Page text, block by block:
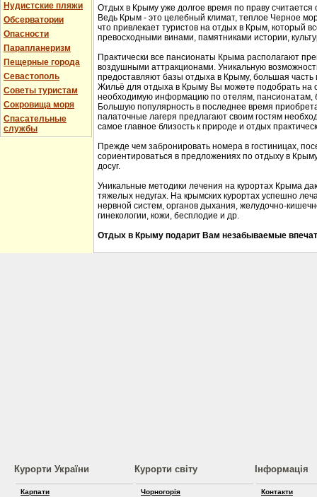
Нудистские пляжи
Обсерватории
Опасности
Парапланеризм
Пещерные города
Севастополь
Советы туристам
Сокровища моря
Спасательные
службы
Отдых в Крыму уже долгое время по праву
Ведь Крым - это целебный климат, теплое Черное
что привлекает туристов на отдых в Крым, который
превосходными винами, памятниками истории,
Практически все пансионаты Крыма располагают
воздушными аттракционами. Уникальную
предоставляют базы отдыха в Крыму, большая
Жильё для отдыха в Крыму Вы можете подобрать на
необходимую информацию по отелям, пансионатам,
Большую популярность в последнее время
палаточные лагеря предлагают своим гостям
самое главное близость к природе и отдых
Прежде чем забронировать номера в гостиницах,
сориентироваться в предложениях по отдыху в
досуг.
Уникальные методики лечения на курортах Крыма
тяжелых недугах. На крымских курортах успешно
нервной систем, органов дыхания, желудочно-
гинекологии, кожи, бесплодие и др.
Отдых в Крыму подарит Вам незабываемые
Курорти України
Карпати
Курорти світу
Чорногорія
Інформація
Контакти